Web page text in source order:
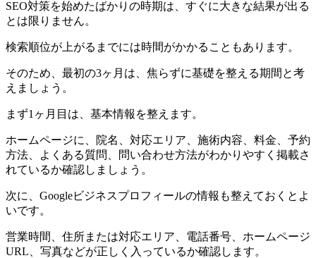
SEO対策を始めたばかりの時期は、すぐに大きな結果が出る
とは限りません。
検索順位が上がるまでには時間がかかることもあります。
そのため、最初の3ヶ月は、焦らずに基礎を整える期間と考
えましょう。
まず1ヶ月目は、基本情報を整えます。
ホームページに、院名、対応エリア、施術内容、料金、予約
方法、よくある質問、問い合わせ方法がわかりやすく掲載さ
れているか確認しましょう。
次に、Googleビジネスプロフィールの情報も整えておくとよ
いです。
営業時間、住所または対応エリア、電話番号、ホームページ
URL、写真などが正しく入っているか確認します。